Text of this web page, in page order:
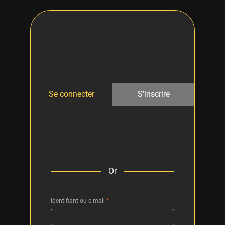
Se connecter S'inscrire
Or
Identifiant ou e-mail *